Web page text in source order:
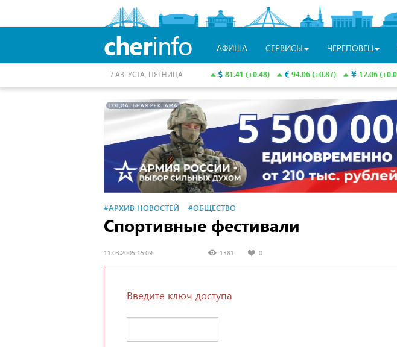
cherinfo АФИША СЕРВИСЫ ЧЕРЕПОВЕЦ
81.41 (+0.48) 94.06 (+0.87) 12.06
7 АВГУСТА, ПЯТНИЦА
СОЦИАЛЬНАЯ РЕКЛАМА
#АРХИВ НОВОСТЕЙ #ОБЩЕСТВО
Спортивные фестивали
11.03.2005 15:09 1381 0
Введите ключ доступа